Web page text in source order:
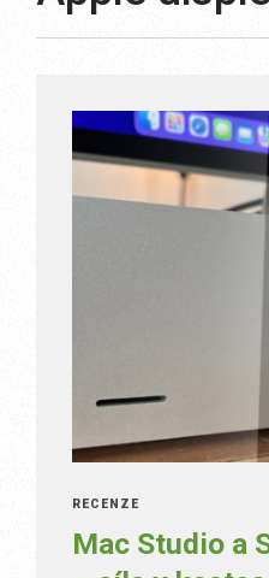
RECENZE
Mac Studio a